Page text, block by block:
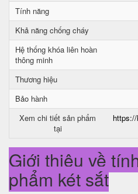
Tính năng
Khả năng chống cháy
Hệ thống khóa liên hoàn
thông minh
Thương hiệu
Bảo hành
Xem chi tiết sản phẩm
tại
Giới thiệu về
phẩm két sắt